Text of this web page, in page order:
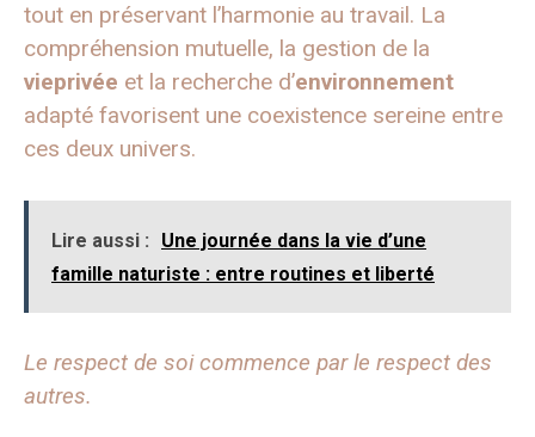
tout en préservant l’harmonie au travail. La
compréhension mutuelle, la gestion de la
vieprivée et la recherche d’environnement
adapté favorisent une coexistence sereine entre
ces deux univers.
Lire aussi :
Une journée dans la vie d’une
famille naturiste : entre routines et liberté
Le respect de soi commence par le respect des
autres.